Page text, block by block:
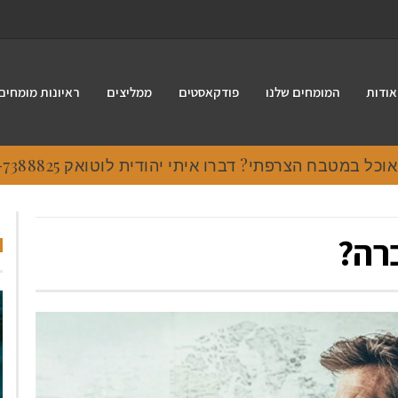
אודות המומחים שלנו פודקאסטים ממליצים ראיונות
במטבח הצרפתי? דברו איתי יהודית לוטואק 054-7388825.